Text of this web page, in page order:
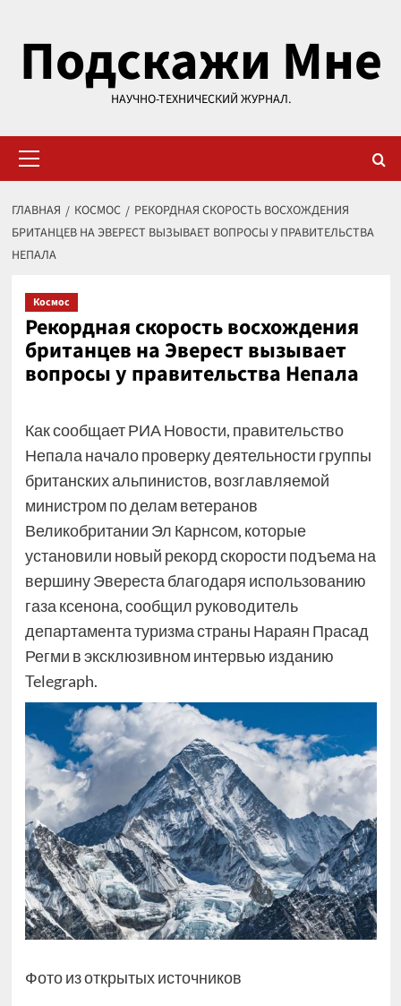
содержимому
Подскажи Мне
НАУЧНО-ТЕХНИЧЕСКИЙ ЖУРНАЛ.
меню
ГЛАВНАЯ КОСМОС
РЕКОРДНАЯ СКОРОСТЬ ВОСХОЖДЕНИЯ
БРИТАНЦЕВ НА ЭВЕРЕСТ ВЫЗЫВАЕТ ВОПРОСЫ У ПРАВИТЕЛЬСТВА
НЕПАЛА
Космос
Рекордная скорость восхождения
британцев на Эверест вызывает
вопросы у правительства Непала
Как сообщает РИА Новости, правительство
Непала начало проверку деятельности группы
британских альпинистов, возглавляемой
министром по делам ветеранов
Великобритании Эл Карнсом, которые
установили новый рекорд скорости подъема на
вершину Эвереста благодаря использованию
газа ксенона, сообщил руководитель
департамента туризма страны Нараян Прасад
Регми в эксклюзивном интервью изданию
Telegraph.
Фото из открытых источников